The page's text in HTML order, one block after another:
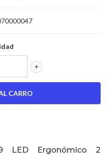
+
LED Ergonómico 2